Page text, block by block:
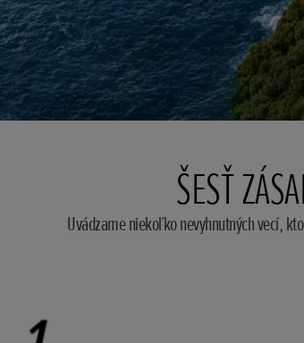
ŠESŤ
Uvádzame niekoľko nevyhnutných vecí,